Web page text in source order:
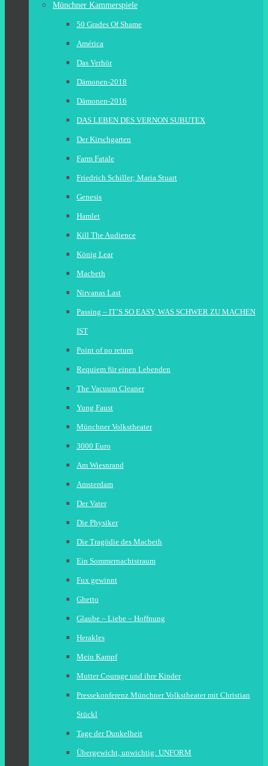
Münchner Kammerspiele
50 Grades Of Shame
América
Das Verhör
Dämonen-2018
Dämonen-2016
DAS LEBEN DES VERNON SUBUTEX
Der Kirschgarten
Farm Fatale
Friedrich Schiller; Maria Stuart
Genesis
Hamlet
Kill The Audience
König Lear
Macbeth
Nirvanas Last
Passing – IT’S SO EASY, WAS SCHWER ZU MACHEN
IST
Point of no return
Requiem für einen Lebenden
The Vacuum Cleaner
Yung Faust
Münchner Volkstheater
3000 Euro
Am Wiesnrand
Amsterdam
Der Vater
Die Physiker
Die Tragödie des Macbeth
Ein Sommernachtstraum
Fux gewinnt
Ghetto
Glaube – Liebe – Hoffnung
Herakles
Mein Kampf
Mutter Courage und ihre Kinder
Pressekonferenz Münchner Volkstheater mit Christian
Stückl
Tage der Dunkelheit
Übergewicht, unwichtig: UNFORM